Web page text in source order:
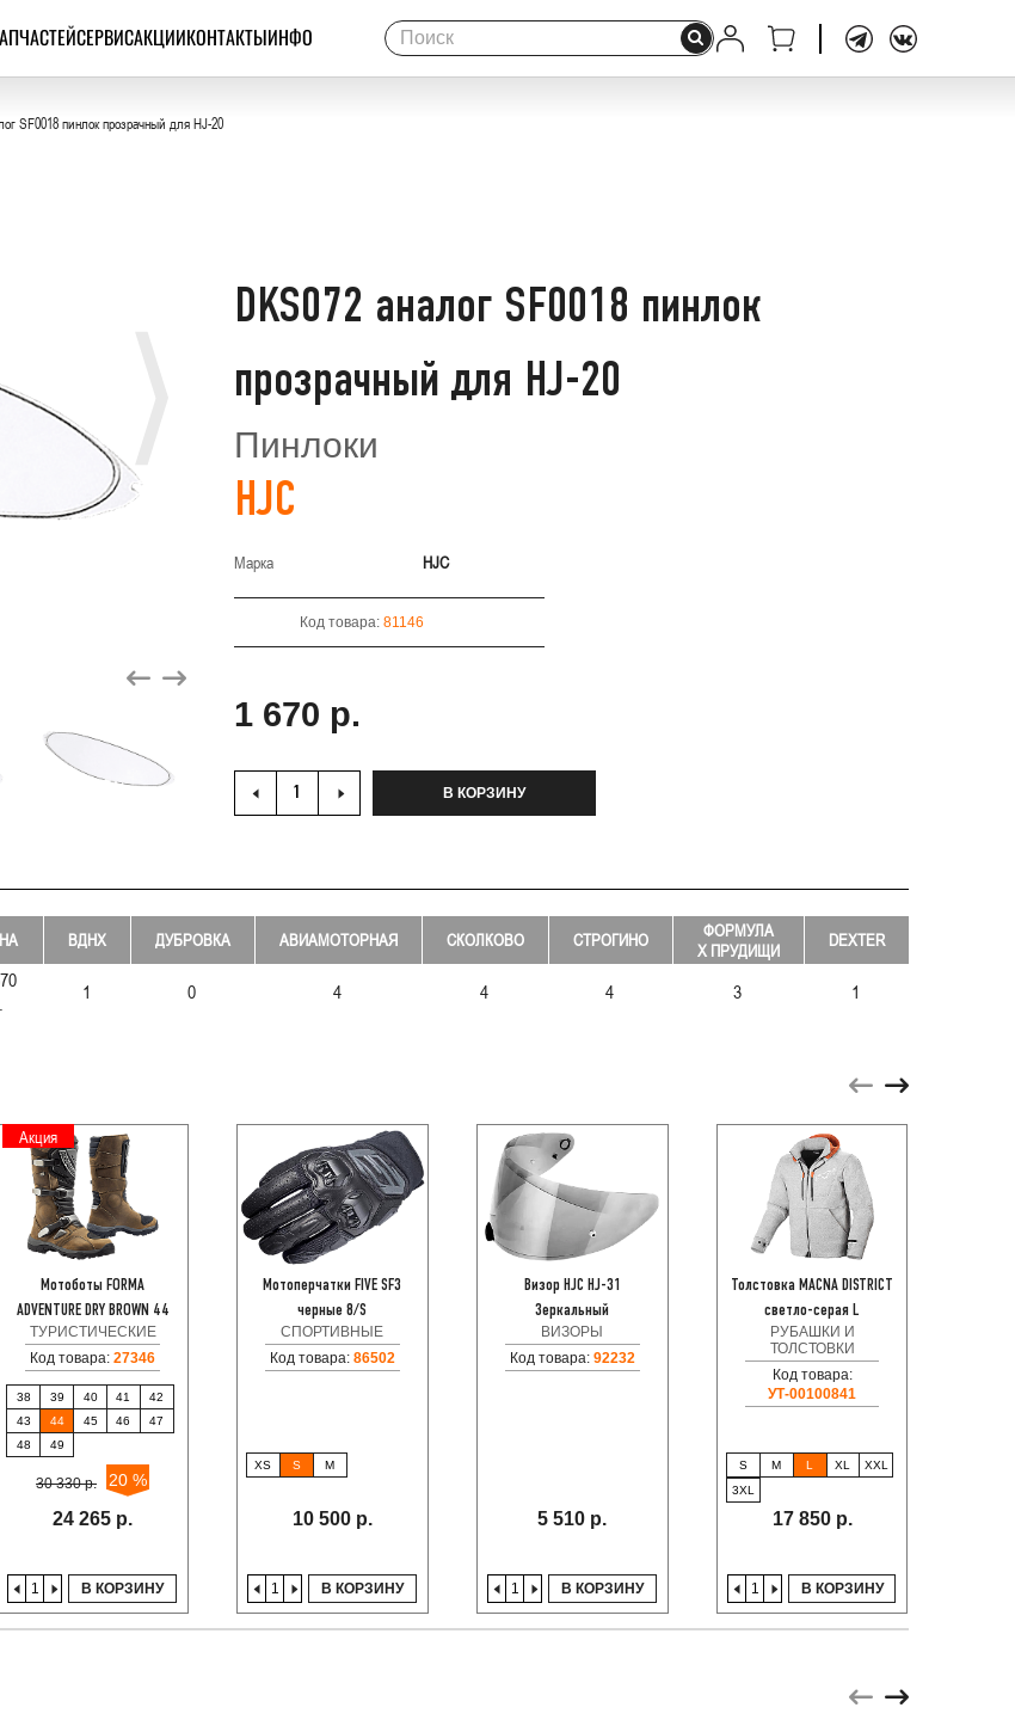
СЕРВИСАКЦИИКОНТАКТЫИНФО
SF0018 пинлок прозрачный для HJ-20
DKS072 аналог SF0018 пинлок
прозрачный для HJ-20
Пинлоки
HJC
Марка HJC
Код товара: 81146
1 670 р.
В КОРЗИНУ
ВДНХ ДУБРОВКА АВИАМОТОРНАЯ СКОЛКОВО СТРОГИНО
ФОРМУЛА
Х ПРУДИЩИ
DEXTER
1 0 4 4 4 3 1
Акция
Мотоботы FORMA
ADVENTURE DRY BROWN 44
ТУРИСТИЧЕСКИЕ
Код товара:27346
38 39 40 41
42
43
44 45 46
47
48
49
30 330 р. 20 %
24 265 р.
В КОРЗИНУ
Мотоперчатки FIVE SF3
черные 8/S
СПОРТИВНЫЕ
Код товара: 86502
XS S M
10 500 р.
В КОРЗИНУ
Визор HJC HJ-31
Зеркальный
ВИЗОРЫ
Код товара: 92232
5 510 р.
В КОРЗИНУ
Толстовка MACNA DISTRICT
светло-серая L
РУБАШКИ И
ТОЛСТОВКИ
Код товара:
УТ-00100841
S M L XL
XXL
3XL
17 850 р.
В КОРЗИНУ